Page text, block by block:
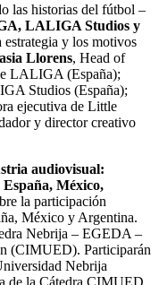
las historias del fútbol –
LALIGA Studios y
y los motivos
Llorens, Head of
LALIGA (España);
Studios (España);
ejecutiva de Little
y director creativo
audiovisual:
México,
la participación
México y Argentina.
Nebrija – EGEDA –
(CIMUED). Participarán
Nebrija
de la Cátedra CIMUED